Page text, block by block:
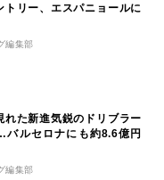
トリー、エスパニョールに
編集部
れた新進気鋭のドリブラー
ルセロナにも約8.6億円
編集部